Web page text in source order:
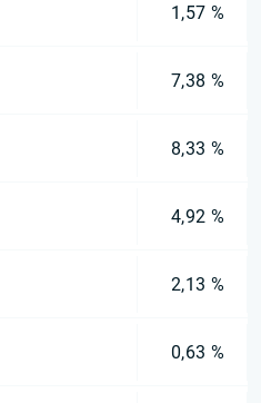
1,57 %
7,38 %
8,33 %
4,92 %
2,13 %
0,63 %